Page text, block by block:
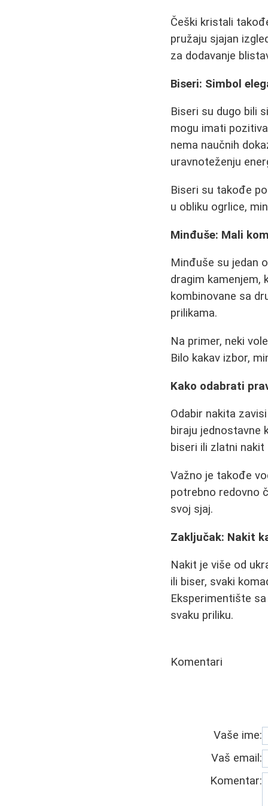
Češki kristali
pružaju sjajan
za dodavanje
Biseri: Simbol
Biseri su dugo bili
mogu imati
nema naučnih
uravnoteženju
Biseri su takođe
u obliku ogrlice,
Minđuše: Mali
Minđuše su jedan
dragim kamenjem,
kombinovane sa
prilikama.
Na primer, neki
Bilo kakav izbor,
Kako odabrati
Odabir nakita
biraju jednostavne
biseri ili zlatni
Važno je takođe
potrebno redovno
svoj sjaj.
Zaključak: Nakit
Nakit je više od
ili biser, svaki
Eksperimentište
svaku priliku.
Komentari
Vaše ime:
Vaš email:
Komentar: